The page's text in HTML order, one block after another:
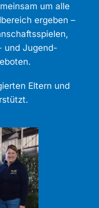
um alle
ergeben –
und Jugend-
Eltern und